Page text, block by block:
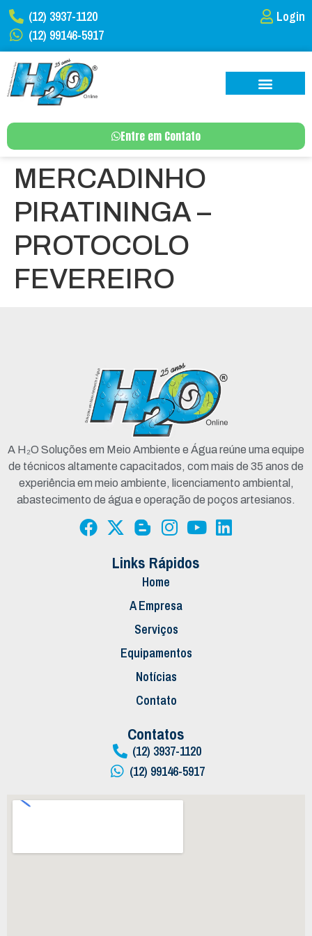
(12) 3937-1120
(12) 99146-5917
Login
Entre em Contato
MERCADINHO
PIRATININGA –
PROTOCOLO
FEVEREIRO
A H₂O Soluções em Meio Ambiente e Água reúne uma equipe
de técnicos altamente capacitados, com mais de 35 anos de
experiência em meio ambiente, licenciamento ambiental,
abastecimento de água e operação de poços artesianos.
Links Rápidos
Home
A Empresa
Serviços
Equipamentos
Notícias
Contato
Contatos
(12) 3937-1120
(12) 99146-5917